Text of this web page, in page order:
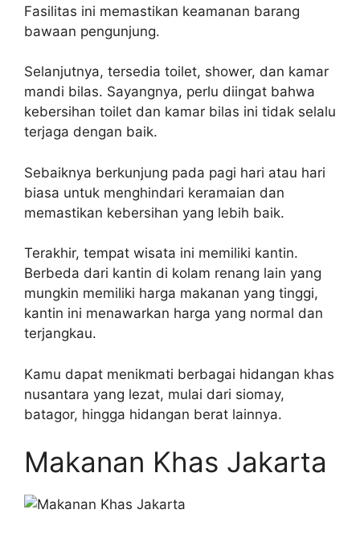
Fasilitas ini memastikan keamanan barang
bawaan pengunjung.
Selanjutnya, tersedia toilet, shower, dan kamar
mandi bilas. Sayangnya, perlu diingat bahwa
kebersihan toilet dan kamar bilas ini tidak selalu
terjaga dengan baik.
Sebaiknya berkunjung pada pagi hari atau hari
biasa untuk menghindari keramaian dan
memastikan kebersihan yang lebih baik.
Terakhir, tempat wisata ini memiliki kantin.
Berbeda dari kantin di kolam renang lain yang
mungkin memiliki harga makanan yang tinggi,
kantin ini menawarkan harga yang normal dan
terjangkau.
Kamu dapat menikmati berbagai hidangan khas
nusantara yang lezat, mulai dari siomay,
batagor, hingga hidangan berat lainnya.
Makanan Khas Jakarta